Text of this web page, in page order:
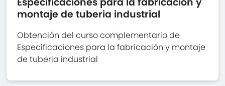
montaje de tuberia industrial
Obtención del curso complementario de
Especificaciones para la fabricación y montaje
de tuberia industrial